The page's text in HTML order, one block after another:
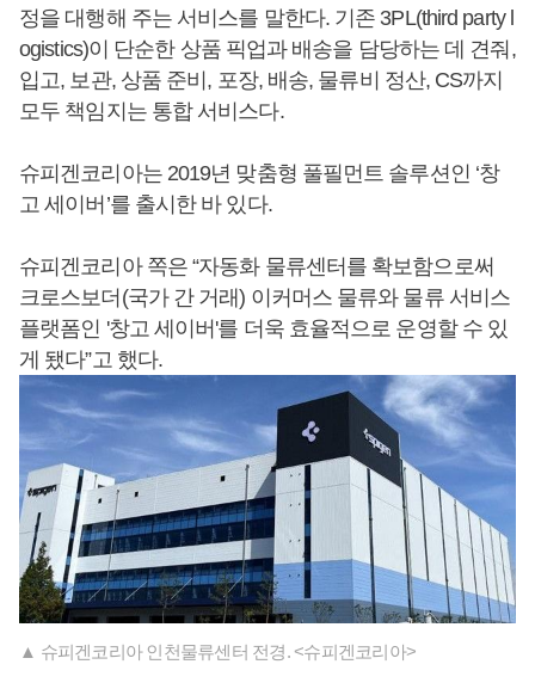
정을 대행해 주는 서비스를 말한다. 기존 3PL(third party l
ogistics)이 단순한 상품 픽업과 배송을 담당하는 데 견줘,
입고, 보관, 상품 준비, 포장, 배송, 물류비 정산, CS까지
모두 책임지는 통합 서비스다.
슈피겐코리아는 2019년 맞춤형 풀필먼트 솔루션인 ‘창
고 세이버’를 출시한 바 있다.
슈피겐코리아 쪽은 “자동화 물류센터를 확보함으로써
크로스보더(국가 간 거래) 이커머스 물류와 물류 서비스
플랫폼인 '창고 세이버'를 더욱 효율적으로 운영할 수 있
게 됐다”고 했다.
▲ 슈피겐코리아 인천물류센터 전경. <슈피겐코리아>